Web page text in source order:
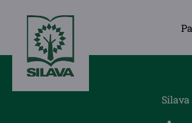
Silava